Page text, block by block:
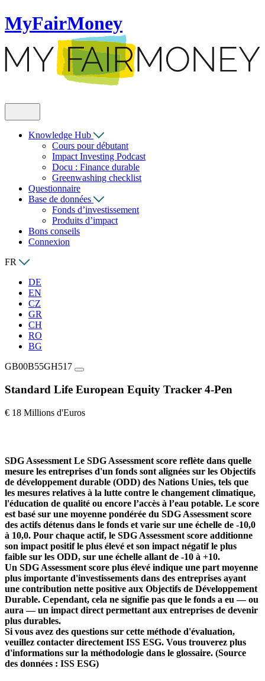
MyFairMoney
Knowledge Hub
Cours pour débutant
Impact Investing Podcast
Docu : Finance durable
Greenwashing checklist
Questionnaire
Base de données
Fonds d’investissement
Produits d’impact
Bons conseils
Connexion
FR
DE
EN
CZ
GR
CH
RO
BG
GB00B55GH517
Standard Life European Equity Tracker 4-Pen
€ 18 Millions d'Euros
SDG Assessment Le SDG Assessment score reflète dans quelle
mesure les entreprises d'un fonds sont alignées sur les Objectifs
de développement durable (ODD) des Nations Unies, tels que
les mesures relatives à la lutte contre le changement climatique,
l'éducation de qualité ou encore l’accès à l’eau potable. Le score
est basé sur une moyenne pondérée du SDG Assessment score
des actifs détenus dans le fonds et varie sur une échelle de -10,0
à 10,0. Pour chaque actif, le SDG Assessment score additionne
son impact positif le plus élevé et son impact négatif le plus
faible sur les ODD, sur une échelle allant de -10 à +10.
Un SDG Assessment score plus élevé indique une part moyenne
plus importante d'investissements dans des entreprises ayant
une contribution nette positive aux Objectifs de Développement
Durable. Cependant, cela ne signifie pas que le fonds a eu — ou
aura — un impact direct permettant aux entreprises de devenir
plus durables.
Si vous avez des questions sur cette méthode d'évaluation,
veuillez contacter directement ISS ESG. Vous trouverez plus
d'informations sur la méthodologie dans le glossaire. (Source
des données : ISS ESG)